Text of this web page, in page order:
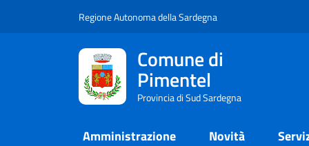
Regione Autonoma della Sardegna
Comune di
Pimentel
Provincia di Sud Sardegna
Amministrazione Novità